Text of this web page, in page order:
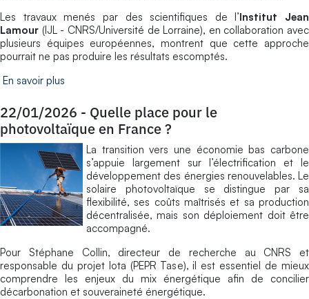
Les travaux menés par des scientifiques de l’Institut Jean
Lamour (IJL - CNRS/Université de Lorraine), en collaboration avec
plusieurs équipes européennes, montrent que cette approche
pourrait ne pas produire les résultats escomptés.
En savoir plus
22/01/2026 - Quelle place pour le
photovoltaïque en France ?
La transition vers une économie bas carbone
s’appuie largement sur l’électrification et le
développement des énergies renouvelables. Le
solaire photovoltaïque se distingue par sa
flexibilité, ses coûts maîtrisés et sa production
décentralisée, mais son déploiement doit être
accompagné.
Pour Stéphane Collin, directeur de recherche au CNRS et
responsable du projet Iota (PEPR Tase), il est essentiel de mieux
comprendre les enjeux du mix énergétique afin de concilier
décarbonation et souveraineté énergétique.